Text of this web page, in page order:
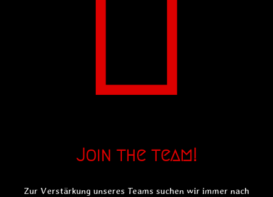
Join the team!
Zur Verstärkung unseres Teams suchen wir immer nach